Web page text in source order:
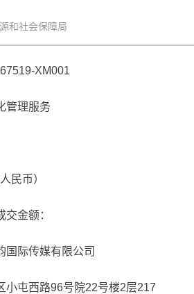
和社会保障局
XM001
管理服务
民币）
金额：
国际传媒有限公司
小屯西路96号院22号楼2层217